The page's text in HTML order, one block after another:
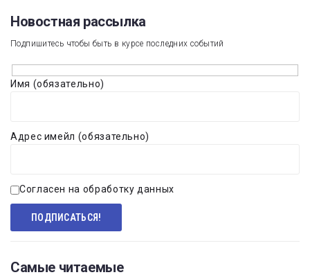
Новостная рассылка​
Подпишитесь чтобы быть в курсе последних событий
Имя (обязательно)
Адрес имейл (обязательно)
Согласен на обработку данных
Самые читаемые